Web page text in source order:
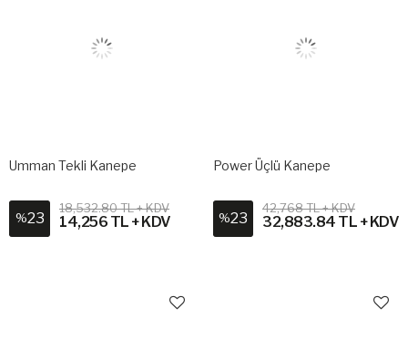
Umman Tekli Kanepe
%23
18,532.80 TL + KDV
14,256 TL + KDV
Power Üçlü Kanepe
%23
42,768 TL + KDV
32,883.84 TL + KDV